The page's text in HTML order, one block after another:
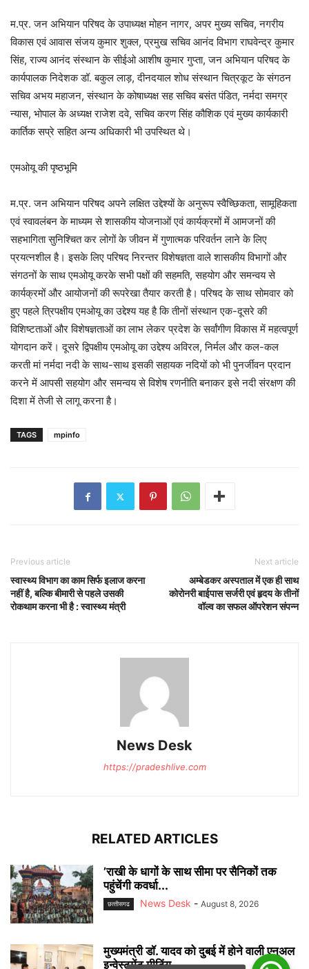
म.प्र. जन अभियान परिषद के उपाध्यक्ष मोहन नागर, अपर मुख्य सचिव, नगरीय
विकास एवं आवास संजय कुमार शुक्ल, प्रमुख सचिव आनंद विभाग राघवेन्द्र कुमार
सिंह, राज्य आनंद संस्थान के सीईओ आशीष कुमार गुप्ता, जन अभियान परिषद के
कार्यपालक निदेशक डॉ. बकुल लाड़, दीनदयाल शोध संस्थान चित्रकूट के संगठन
सचिव अभय महाजन, संस्थान के कोषाध्यक्ष सह सचिव बसंत पंडित, नर्मदा समग्र
न्यास, भोपाल के अध्यक्ष राजेश दवे, सचिव करण सिंह कौशिक एवं मुख्य कार्यकारी
कार्तिक सप्रे सहित अन्य अधिकारी भी उपस्थित थे।
एमओयू की पृष्ठभूमि
म.प्र. जन अभियान परिषद अपने लक्षित उद्देश्यों के अनुरूप स्वैच्छिकता, सामूहिकता
एवं स्वावलंबन के माध्यम से शासकीय योजनाओं एवं कार्यक्रमों में आमजनों की
सह‌भागिता सुनिश्चित कर लोगों के जीवन में गुणात्मक परिवर्तन लाने के लिए
प्रयत्नशील है। इसके लिए परिषद निरन्तर विशेषज्ञता वाले शासकीय विभागों और
संगठनों के साथ एमओयू करके सभी पक्षों की सहमति, सहयोग और समन्वय से
कार्यक्रमों और आयोजनों की रूपरेखा तैयार करती है। परिषद के साथ सोमवार को
हुए पहले त्रिपक्षीय एमओयू का उद्देश्य यह है कि तीनों संस्थान एक-दूसरे की
विशिष्टताओं और विशेषज्ञताओं का लाभ लेकर प्रदेश के सर्वांगीण विकास में महत्वपूर्ण
योगदान करें। दूसरे द्विपक्षीय एमओयू का उद्देश्य अविरल, निर्मल और कल-कल
करती मां नर्मदा नदी के साथ-साथ इसकी सहायक नदियों को भी पुनर्जीवन प्रदान
करने में आपसी सहयोग और समन्वय से विशेष रणनीति बनाकर इसे नदी संरक्षण की
दिशा में तेजी से लागू करना है।
TAGS mpinfo
Previous article
स्वास्थ्य विभाग का काम सिर्फ इलाज करना
नहीं है, बल्कि बीमारी से पहले उसकी
रोकथाम करना भी है : स्वास्थ्य मंत्री
Next article
अम्बेडकर अस्पताल में एक ही साथ
कोरोनरी बाईपास सर्जरी एवं हृदय के तीनों
वॉल्व का सफल ऑपरेशन संपन्न
News Desk
https://pradeshlive.com
RELATED ARTICLES
’राखी के धागों के साथ सीमा पर सैनिकों तक
पहुंचेंगी कवर्धा...
छत्‍तीसगढ News Desk - August 8, 2026
मुख्यमंत्री डॉ. यादव को दुबई में होने वाली एनुअल
इन्वेस्टमेंट मीटिंग...